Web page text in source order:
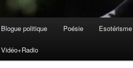
Aller
au
Blogue politique Poésie
Vidéo+Radio